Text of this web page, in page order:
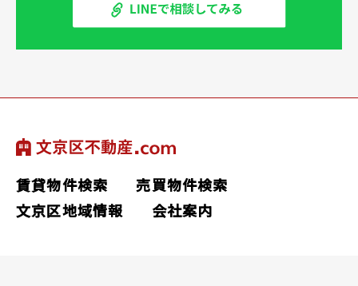
賃貸物件検索
売買物件検索
文京区地域情報
会社案内